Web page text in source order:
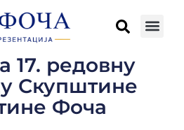
17. редовну
Скупштине
Фоча